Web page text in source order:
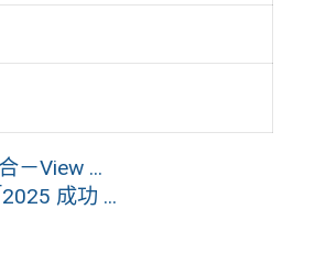
－View ...
成功 ...